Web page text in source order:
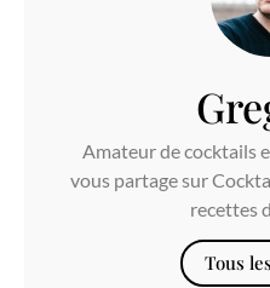
Amateur de cocktails
vous partage sur
recettes
Tous